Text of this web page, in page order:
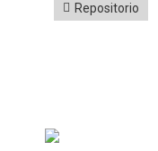
Repositorio